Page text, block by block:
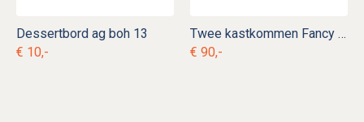
Dessertbord ag boh 13
€ 10,-
Twee kastkommen Fancy ag k 1
€ 90,-